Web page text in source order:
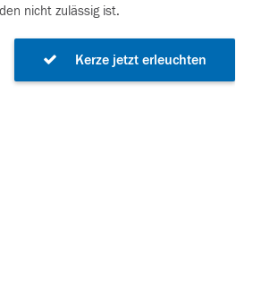
nicht zulässig ist.
Kerze jetzt erleuchten